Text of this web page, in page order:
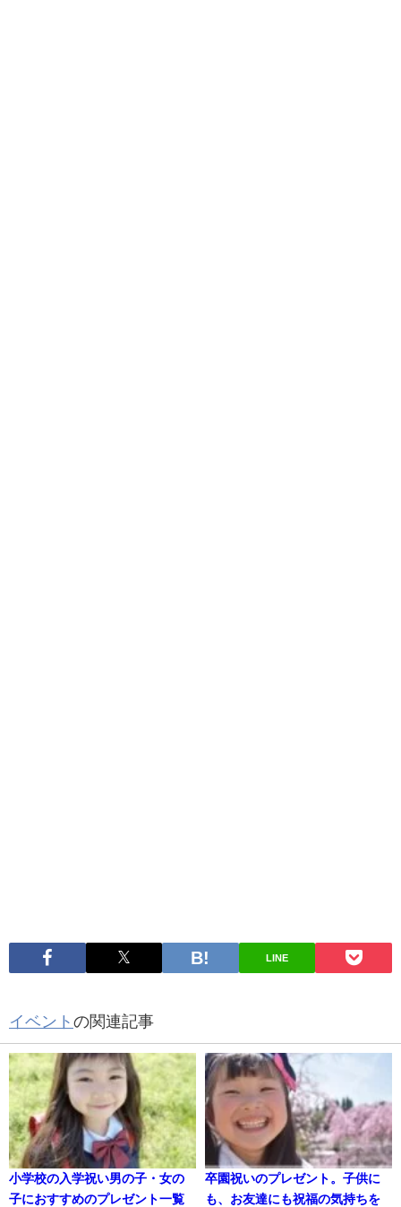
LINE
イベント の関連記事
小学校の入学祝い男の子・女の
子におすすめのプレゼント一覧
卒園祝いのプレゼント。子供に
も、お友達にも祝福の気持ちを